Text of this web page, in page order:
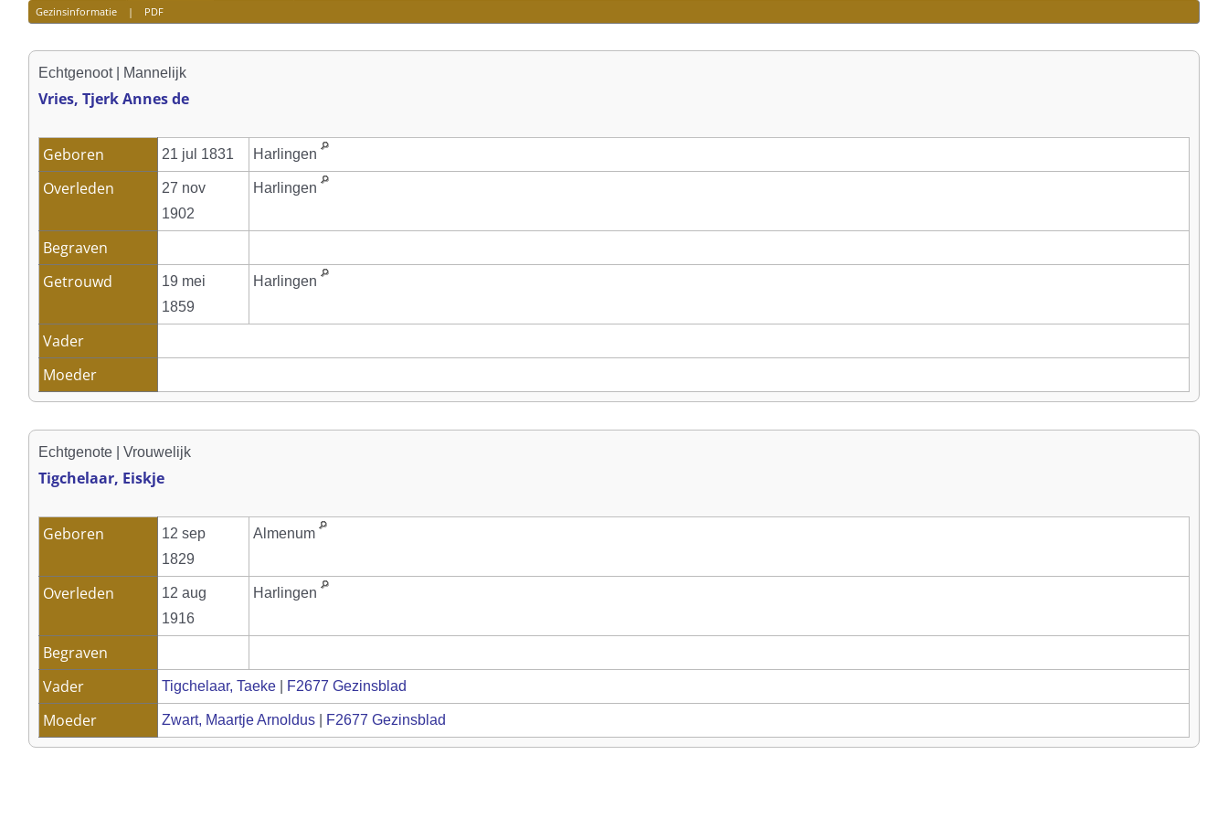
Gezinsinformatie| PDF
Echtgenoot | Mannelijk
Vries, Tjerk Annes de
Geboren 21 jul 1831 Harlingen
Overleden
27 nov
1902
Harlingen
Begraven
Getrouwd
19 mei
1859
Harlingen
Vader
Moeder
Echtgenote | Vrouwelijk
Tigchelaar, Eiskje
Geboren
12 sep
1829
Almenum
Overleden
12 aug
1916
Harlingen
Begraven
Vader
Tigchelaar, Taeke F2677 Gezinsblad
Moeder Zwart, Maartje Arnoldus F2677 Gezinsblad